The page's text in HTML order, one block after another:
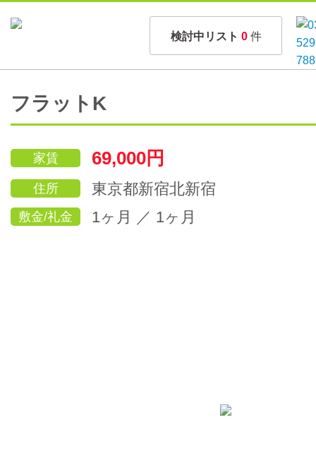
検討中リスト 0 件
フラットK
家賃 69,000円
住所 東京都新宿北新宿
敷金/礼金 1ヶ月 ／ 1ヶ月